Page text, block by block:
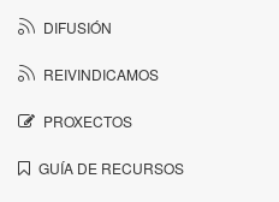
DIFUSIÓN
REIVINDICAMOS
PROXECTOS
GUÍA DE RECURSOS